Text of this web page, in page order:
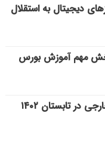
دیجیتال به استقلال
مهم آموزش بورس
در تابستان ۱۴۰۲